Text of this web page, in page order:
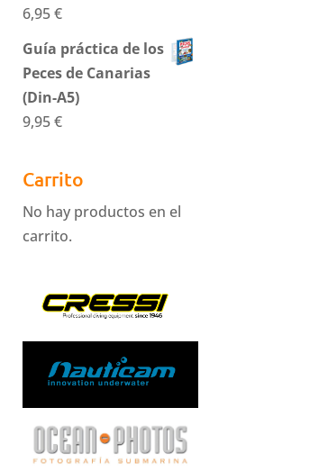
6,95€
Guía práctica de los
Peces de Canarias
(Din-A5)
9,95€
Carrito
No hay productos en el
carrito.